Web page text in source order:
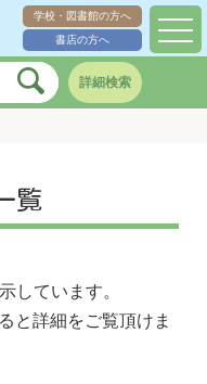
学校・図書館の方へ
書店の方へ
詳細検索
覧
しています。
と詳細をご覧頂けま